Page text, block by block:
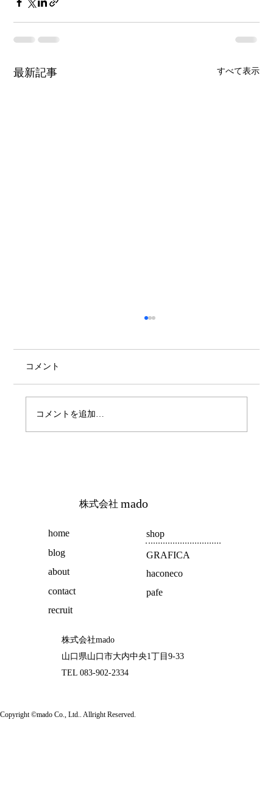
最新記事 すべて表示
haco くびれショート
コメント
コメントを追加…
株式会社 mado
home
blog
about
contact
recruit
shop
GRAFICA
haconeco
pafe
株式会社mado
山口県山口市大内中央1丁目9-33
TEL 083-902-2334
Copyright ©mado Co., Ltd.. Allright Reserved.